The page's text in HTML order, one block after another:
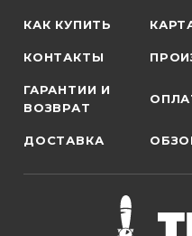
КАК КУПИТЬ
КОНТАКТЫ
ГАРАНТИИ И
ВОЗВРАТ
ДОСТАВКА